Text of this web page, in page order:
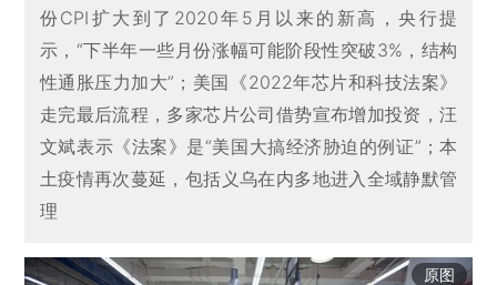
份CPI扩大到了2020年5月以来的新高，央行提
示，“下半年一些月份涨幅可能阶段性突破3%，结构
性通胀压力加大”；美国《2022年芯片和科技法案》
走完最后流程，多家芯片公司借势宣布增加投资，汪
文斌表示《法案》是“美国大搞经济胁迫的例证”；本
土疫情再次蔓延，包括义乌在内多地进入全域静默管
理
原图